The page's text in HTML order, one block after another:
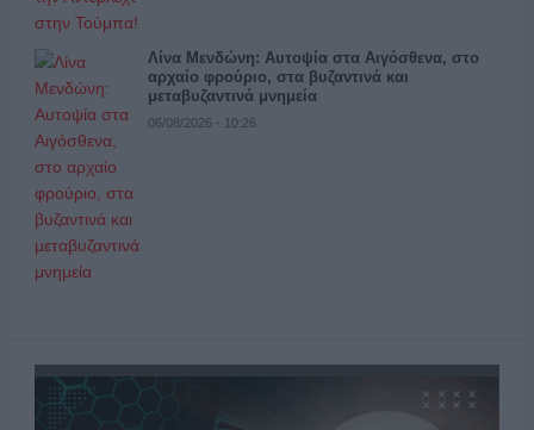
Λίνα Μενδώνη: Αυτοψία στα Αιγόσθενα, στο
αρχαίο φρούριο, στα βυζαντινά και
μεταβυζαντινά μνημεία
06/08/2026 - 10:26